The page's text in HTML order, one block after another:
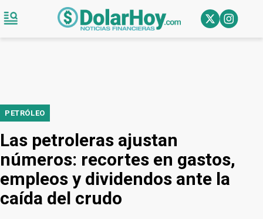
PETRÓLEO
Las petroleras ajustan
números: recortes en gastos,
empleos y dividendos ante la
caída del crudo